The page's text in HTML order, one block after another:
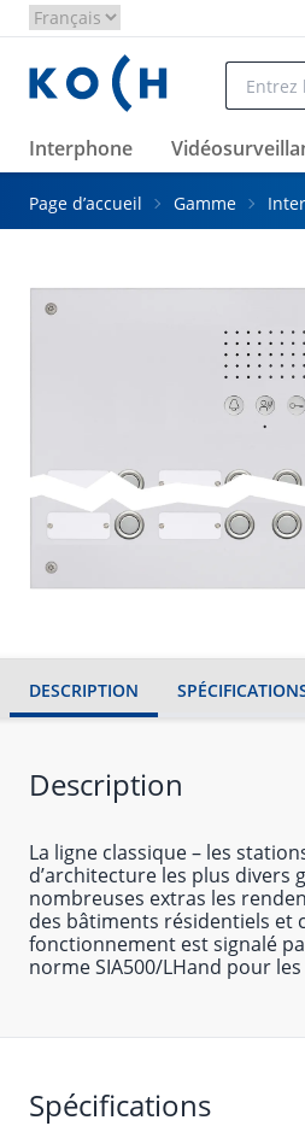
Aller au contenu principal
Interphone
Page d’accueil Gamme
DESCRIPTION
Description
La ligne classique – les
d’architecture les plus divers
nombreuses extras les
des bâtiments résidentiels et
fonctionnement est signalé
norme SIA500/LHand pour
Spécifications